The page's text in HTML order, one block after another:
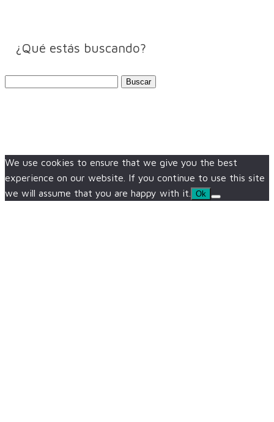
¿Qué estás buscando?
We use cookies to ensure that we give you the best
experience on our website. If you continue to use this site
we will assume that you are happy with it.
Ok